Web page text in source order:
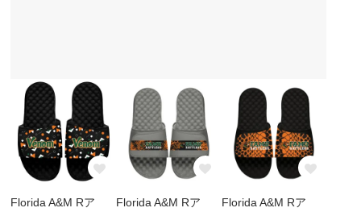
Florida A&M Rア
Florida A&M Rア
Florida A&M Rア